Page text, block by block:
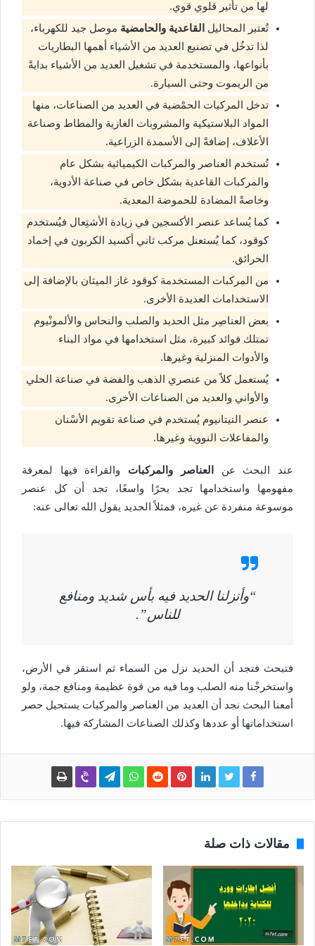
لها من تأثير قلوي قوي.
تُعتبر المحاليل
القاعدية والحامضية موصل جيد للكهرباء،
لذا تدخُل في تصنيع العديد من الأشياء أهمها البطاريات
بأنواعها، والمستخدمة في تشغيل العديد من الأشياء بدايةً
من الريموت وحتى السيارة.
تدخل المركبات الحمْضية في العديد من الصناعات، منها
المواد البلاستيكية والمشروبات الغازية والمطاط وصناعة
الأعلاف، إضافةً إلى الأسمدة الزراعية.
تُستخدم العناصر والمركبات الكيميائية بشكل عام
والمركبات القاعدية بشكل خاص في صناعة الأدوية،
وخاصةً المضادة للحموضة المعدية.
كما يُساعد عنصر الأكسجين في زيادة الأشتِعال فيُستخدم
كوقود، كما يُستعنل مركب ثاني أكسيد الكربون في إخماد
الحرائق.
من المركبات المستخدمة كوقود غاز الميثان بالإضافة إلى
الاستخدامات العديدة الأخرى.
بعض العناصِر مثل الحديد والصلب والنحاس والألمونْيوم
تمتلك فوائد كبيرة، مثل استخدامها في مواد البناء
والأدوات المنزلية وغيرها.
يُستعمل كلاً من عنصري الذهب والفضة في صناعة الحلي
والأواني والعديد من الصناعات الأخرى.
عنصر التيتانيوم يُستخدم في صناعة تقويم الأسْنان
والمفاعلات النووية وغيرها.
عند البحث عن العناصر والمركبات والقراءة فيها لمعرفة
مفهومها واستخدامها تجد بحرًا واسعًا، تجد أن كل عنصر
موسوعة منفردة عن غيره، فمثلاً الحديد يقول الله تعالى عنه:
“وأنزلنا الحديد فيه بأس شديد ومنافع
للناس”.
فتبحث فتجد أن الحديد نزل من السماء ثم استقر في الأرض،
واستخرجْنا منه الصلب وما فيه من قوة عظيمة ومنافع جمة، ولو
أمعنا البحث نجد أن العديد من العناصر والمركبات يستحيل حصر
استخداماتها أو عددها وكذلك الصناعات المشاركة فيها.
مقالات ذات صلة